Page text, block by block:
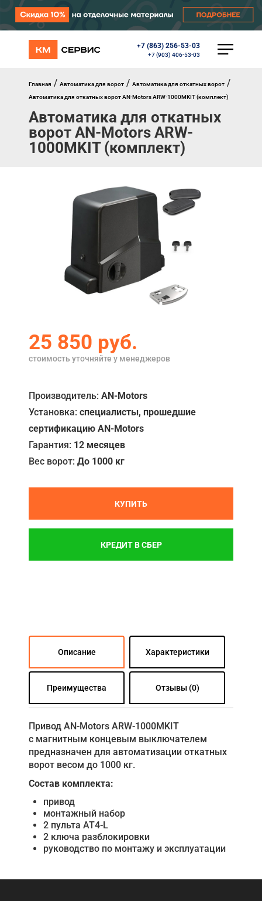
+7 (863) 256-53-03
+7 (903) 406-53-03
КАТАЛОГ
Перегрузочное оборудование
Уличные калитки
Шлагбаумы
Противопожарные ворота
Противопожарные шторы
Окна, порталы, двери
Сервис
О компании
Где купить
Отзывы
Главная / Автоматика для ворот / Автоматика для откатных ворот /
Автоматика для откатных ворот AN-Motors ARW-1000МKIT (комплект)
Автоматика для откатных
ворот AN-Motors ARW-
1000МKIT (комплект)
25 850 руб.
стоимость уточняйте у менеджеров
Производитель: AN-Motors
Установка: специалисты, прошедшие
сертификацию AN-Motors
Гарантия: 12 месяцев
Вес ворот: До 1000 кг
КУПИТЬ
КРЕДИТ В СБЕР
Описание Характеристики
Преимущества Отзывы (0)
Привод AN-Motors ARW-1000MKIT
с магнитным концевым выключателем
предназначен для автоматизации откатных
ворот весом до 1000 кг.
Состав комплекта:
привод
монтажный набор
2 пульта AT4-L
2 ключа разблокировки
руководство по монтажу и эксплуатации